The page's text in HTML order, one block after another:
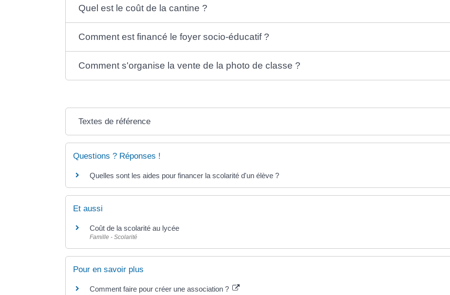
Quel est le coût de la cantine ?
Comment est financé le foyer socio-éducatif ?
Comment s'organise la vente de la photo de classe ?
Textes de référence
Questions ? Réponses !
Quelles sont les aides pour financer la scolarité d'un élève ?
Et aussi
Coût de la scolarité au lycée
Famille - Scolarité
Pour en savoir plus
Comment faire pour créer une association ?